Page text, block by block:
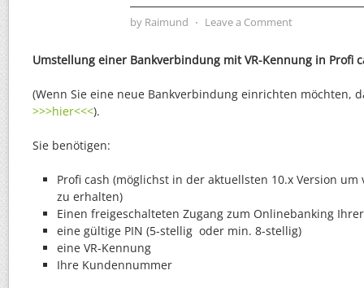
by Raimund ⋅ Leave a Comment
Umstellung einer Bankverbindung mit VR-Kennung in Profi
(Wenn Sie eine neue Bankverbindung einrichten möchten,
>>>hier<<<).
Sie benötigen:
Profi cash (möglichst in der aktuellsten 10.x Version um
zu erhalten)
Einen freigeschalteten Zugang zum Onlinebanking
eine gültige PIN (5-stellig oder min. 8-stellig)
eine VR-Kennung
Ihre Kundennummer